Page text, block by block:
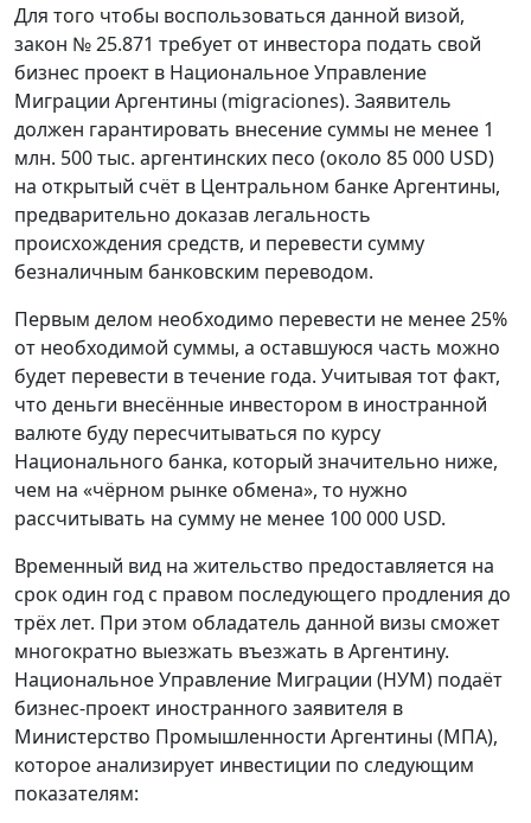
Для того чтобы воспользоваться данной визой,
закон № 25.871 требует от инвестора подать свой
бизнес проект в Национальное Управление
Миграции Аргентины (migraciones). Заявитель
должен гарантировать внесение суммы не менее 1
млн. 500 тыс. аргентинских песо (около 85 000 USD)
на открытый счёт в Центральном банке Аргентины,
предварительно доказав легальность
происхождения средств, и перевести сумму
безналичным банковским переводом.
Первым делом необходимо перевести не менее 25%
от необходимой суммы, а оставшуюся часть можно
будет перевести в течение года. Учитывая тот факт,
что деньги внесённые инвестором в иностранной
валюте буду пересчитываться по курсу
Национального банка, который значительно ниже,
чем на «чёрном рынке обмена», то нужно
рассчитывать на сумму не менее 100 000 USD.
Временный вид на жительство предоставляется на
срок один год с правом последующего продления до
трёх лет. При этом обладатель данной визы сможет
многократно выезжать въезжать в Аргентину.
Национальное Управление Миграции (НУМ) подаёт
бизнес-проект иностранного заявителя в
Министерство Промышленности Аргентины (МПА),
которое анализирует инвестиции по следующим
показателям: